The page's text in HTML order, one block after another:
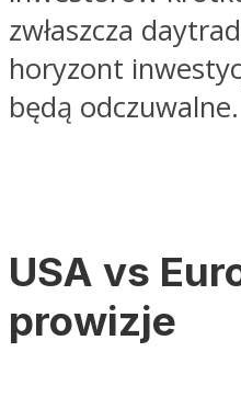
zwłaszcza
horyzont
będą odczuwalne.
USA vs
prowizje